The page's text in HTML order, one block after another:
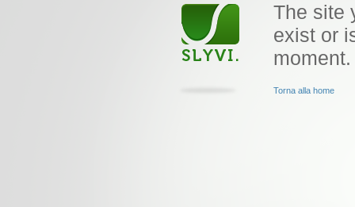
The site
exist or
moment.
Torna alla home